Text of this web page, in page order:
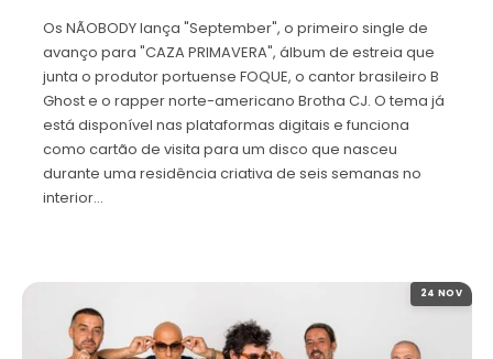
Os NÃOBODY lança "September", o primeiro single de
avanço para "CAZA PRIMAVERA", álbum de estreia que
junta o produtor portuense FOQUE, o cantor brasileiro B
Ghost e o rapper norte-americano Brotha CJ. O tema já
está disponível nas plataformas digitais e funciona
como cartão de visita para um disco que nasceu
durante uma residência criativa de seis semanas no
interior…
24 NOV